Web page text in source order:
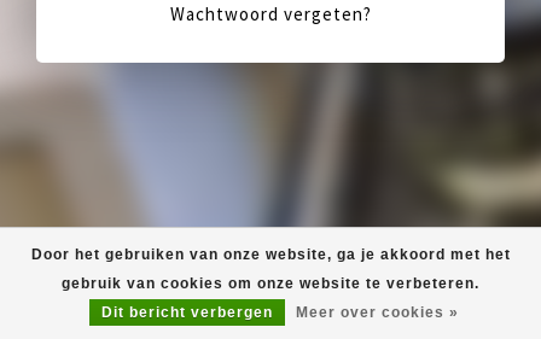
Wachtwoord vergeten?
Door het gebruiken van onze website, ga je akkoord met het
gebruik van cookies om onze website te verbeteren.
Dit bericht verbergen
Meer over cookies »